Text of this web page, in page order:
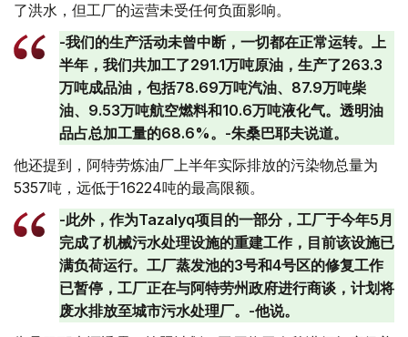
了洪水，但工厂的运营未受任何负面影响。
-我们的生产活动未曾中断，一切都在正常运转。上
半年，我们共加工了291.1万吨原油，生产了263.3
万吨成品油，包括78.69万吨汽油、87.9万吨柴
油、9.53万吨航空燃料和10.6万吨液化气。透明油
品占总加工量的68.6%。-朱桑巴耶夫说道。
他还提到，阿特劳炼油厂上半年实际排放的污染物总量为
5357吨，远低于16224吨的最高限额。
-此外，作为Tazalyq项目的一部分，工厂于今年5月
完成了机械污水处理设施的重建工作，目前该设施已
满负荷运行。工厂蒸发池的3号和4号区的修复工作
已暂停，工厂正在与阿特劳州政府进行商谈，计划将
废水排放至城市污水处理厂。-他说。